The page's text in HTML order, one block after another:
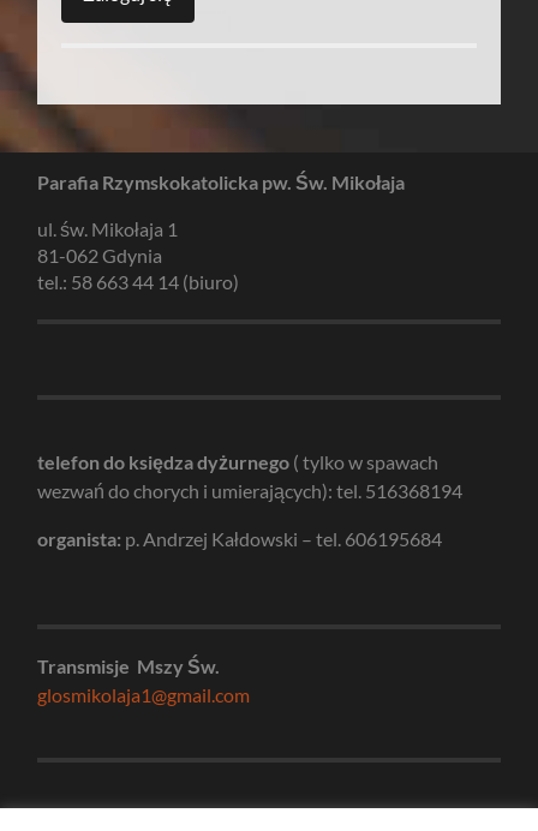
Parafia Rzymskokatolicka pw. Św. Mikołaja
ul. św. Mikołaja 1
81-062 Gdynia
tel.: 58 663 44 14 (biuro)
telefon do księdza dyżurnego ( tylko w spawach
wezwań do chorych i umierających): tel. 516368194
organista: p. Andrzej Kałdowski – tel. 606195684
Transmisje Mszy Św.
glosmikolaja1@gmail.com